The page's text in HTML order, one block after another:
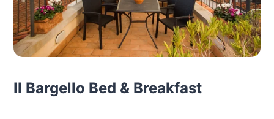
Il Bargello Bed & Breakfast